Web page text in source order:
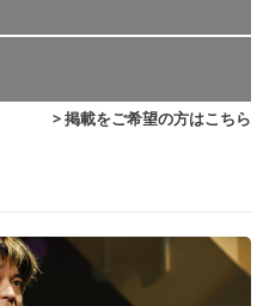
> 掲載をご希望の方はこちら